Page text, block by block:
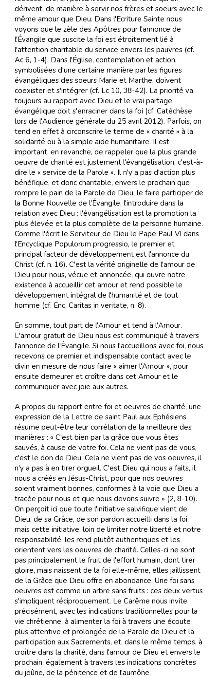
dérivent, de manière à servir nos frères et soeurs avec le
même amour que Dieu. Dans l'Ecriture Sainte nous
voyons que le zèle des Apôtres pour l'annonce de
l'Évangile que suscite la foi est étroitement lié à
l'attention charitable du service envers les pauvres (cf.
Ac 6, 1-4). Dans l'Église, contemplation et action,
symbolisées d'une certaine manière par les figures
évangéliques des soeurs Marie et Marthe, doivent
coexister et s'intégrer (cf. Lc 10, 38-42). La priorité va
toujours au rapport avec Dieu et le vrai partage
évangélique doit s'enraciner dans la foi (cf. Catéchèse
lors de l'Audience générale du 25 avril 2012). Parfois, on
tend en effet à circonscrire le terme de « charité » à la
solidarité ou à la simple aide humanitaire. Il est
important, en revanche, de rappeler que la plus grande
oeuvre de charité est justement l'évangélisation, c'est-à-
dire le « service de la Parole ». Il n'y a pas d'action plus
bénéfique, et donc charitable, envers le prochain que
rompre le pain de la Parole de Dieu, le faire participer de
la Bonne Nouvelle de l'Évangile, l'introduire dans la
relation avec Dieu : l'évangélisation est la promotion la
plus élevée et la plus complète de la personne humaine.
Comme l'écrit le Serviteur de Dieu le Pape Paul VI dans
l'Encyclique Populorum progressio, le premier et
principal facteur de développement est l'annonce du
Christ (cf. n. 16). C'est la vérité originelle de l'amour de
Dieu pour nous, vécue et annoncée, qui ouvre notre
existence à accueillir cet amour et rend possible le
développement intégral de l'humanité et de tout
homme (cf. Enc. Caritas in veritate, n. 8).
En somme, tout part de l'Amour et tend à l'Amour.
L'amour gratuit de Dieu nous est communiqué à travers
l'annonce de l'Évangile. Si nous l'accueillons avec foi, nous
recevons ce premier et indispensable contact avec le
divin en mesure de nous faire « aimer l'Amour », pour
ensuite demeurer et croître dans cet Amour et le
communiquer avec joie aux autres.
A propos du rapport entre foi et oeuvres de charité, une
expression de la Lettre de saint Paul aux Ephésiens
résume peut-être leur corrélation de la meilleure des
manières : « C'est bien par la grâce que vous êtes
sauvés, à cause de votre foi. Cela ne vient pas de vous,
c'est le don de Dieu. Cela ne vient pas de vos oeuvres, il
n'y a pas à en tirer orgueil. C'est Dieu qui nous a faits, il
nous a créés en Jésus-Christ, pour que nos oeuvres
soient vraiment bonnes, conformes à la voie que Dieu a
tracée pour nous et que nous devons suivre » (2, 8-10).
On perçoit ici que toute l'initiative salvifique vient de
Dieu, de sa Grâce, de son pardon accueilli dans la foi;
mais cette initiative, loin de limiter notre liberté et notre
responsabilité, les rend plutôt authentiques et les
orientent vers les oeuvres de charité. Celles-ci ne sont
pas principalement le fruit de l'effort humain, dont tirer
gloire, mais naissent de la foi elle-même, elles jaillissent
de la Grâce que Dieu offre en abondance. Une foi sans
oeuvres est comme un arbre sans fruits : ces deux vertus
s'impliquent réciproquement. Le Carême nous invite
précisément, avec les indications traditionnelles pour la
vie chrétienne, à alimenter la foi à travers une écoute
plus attentive et prolongée de la Parole de Dieu et la
participation aux Sacrements, et, dans le même temps, à
croître dans la charité, dans l'amour de Dieu et envers le
prochain, également à travers les indications concrètes
du jeûne, de la pénitence et de l'aumône.